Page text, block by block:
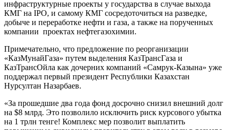
инфраструктурные проекты у государства в случае выхода
КМГ на IPO, и самому КМГ сосредоточиться на разведке,
добыче и переработке нефти и газа, а также на порученных
компании проектах нефтегазохимии.
Примечательно, что предложение по реорганизации
«КазМунайГаза» путем выделения КазТрансГаза и
КазТрансОйла как дочерних компаний «Самрук-Казына» уже
поддержал первый президент Республики Казахстан
Нурсултан Назарбаев.
«За прошедшие два года фонд досрочно снизил внешний долг
на $8 млрд. Это позволило исключить риск курсового убытка
на 1 трлн тенге! Комплекс мер позволит выплатить